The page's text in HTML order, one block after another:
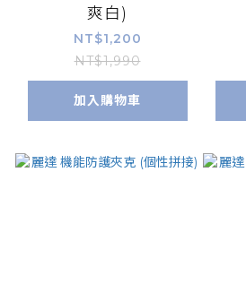
爽白)
NT$1,200
NT$1,990
加入購物車